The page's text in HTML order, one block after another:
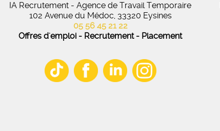
IA Recrutement - Agence de Travail Temporaire
102 Avenue du Médoc, 33320 Eysines
05 56 45 21 22
Offres d'emploi - Recrutement - Placement